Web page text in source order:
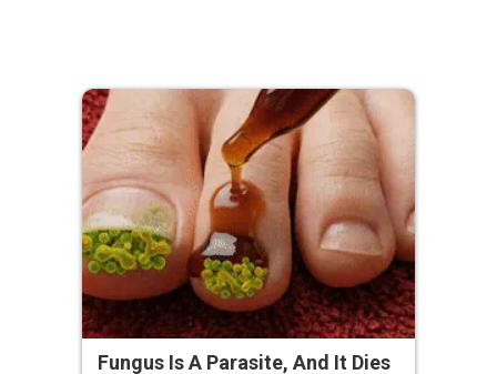
Fungus Is A Parasite, And It Dies